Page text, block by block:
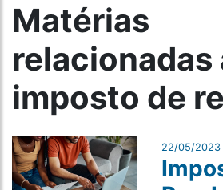
Matérias
relacionadas
imposto de
22/05/2023